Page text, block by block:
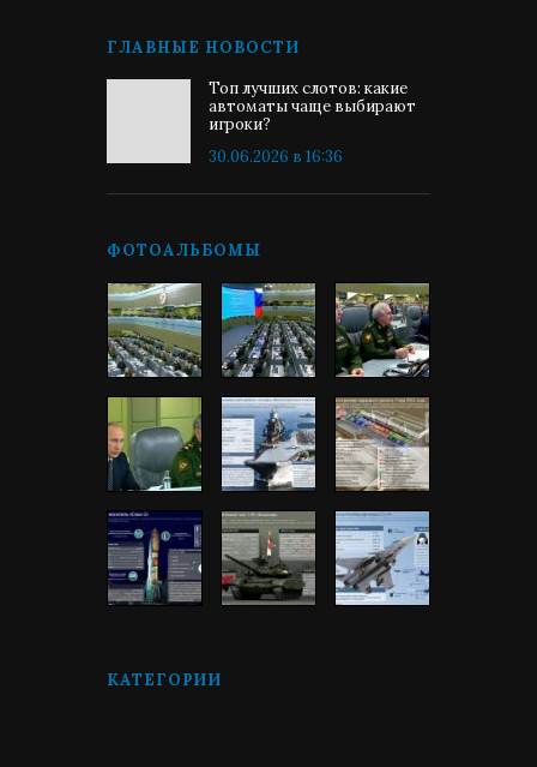
ГЛАВНЫЕ НОВОСТИ
Топ лучших слотов: какие
автоматы чаще выбирают
игроки?
30.06.2026 в 16:36
ФОТОАЛЬБОМЫ
КАТЕГОРИИ